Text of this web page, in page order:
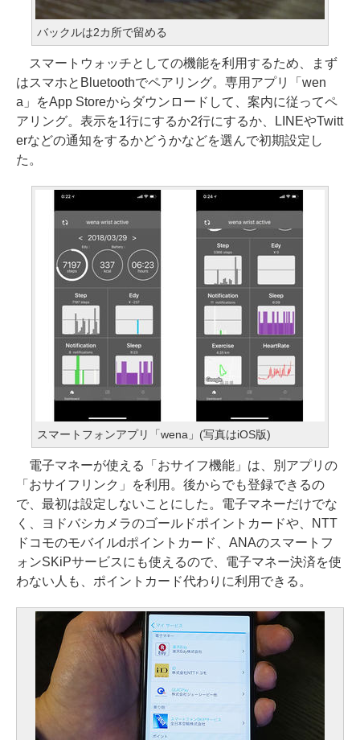
バックルは2カ所で留める
スマートウォッチとしての機能を利用するため、まず
はスマホとBluetoothでペアリング。専用アプリ「wen
a」をApp Storeからダウンロードして、案内に従ってペ
アリング。表示を1行にするか2行にするか、LINEやTwitt
erなどの通知をするかどうかなどを選んで初期設定し
た。
スマートフォンアプリ「wena」(写真はiOS版)
電子マネーが使える「おサイフ機能」は、別アプリの
「おサイフリンク」を利用。後からでも登録できるの
で、最初は設定しないことにした。電子マネーだけでな
く、ヨドバシカメラのゴールドポイントカードや、NTT
ドコモのモバイルdポイントカード、ANAのスマートフ
ォンSKiPサービスにも使えるので、電子マネー決済を使
わない人も、ポイントカード代わりに利用できる。